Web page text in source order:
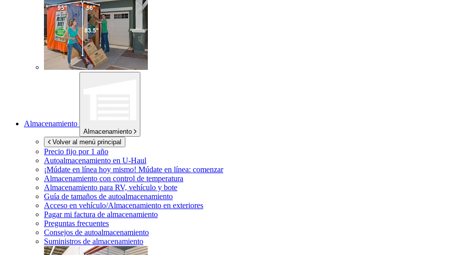
Almacenamiento
Almacenamiento
Volver al menú principal
Precio fijo por 1 año
Autoalmacenamiento en U-Haul
¡Múdate en línea hoy mismo! Múdate en línea: comenzar
Almacenamiento con control de temperatura
Almacenamiento para RV, vehículo y bote
Guía de tamaños de autoalmacenamiento
Acceso en vehículo/Almacenamiento en exteriores
Pagar mi factura de almacenamiento
Preguntas frecuentes
Consejos de autoalmacenamiento
Suministros de almacenamiento